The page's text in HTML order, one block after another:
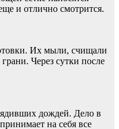
и отлично смотрится.
Их мыли, счищали
Через сутки после
дождей. Дело в
на себя все